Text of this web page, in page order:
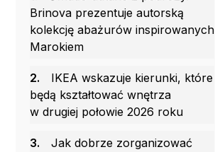
Brinova prezentuje autorską
kolekcję abażurów inspirowanych
Marokiem
2.
IKEA wskazuje kierunki, które
będą kształtować wnętrza
w drugiej połowie 2026 roku
3.
Jak dobrze zorganizować